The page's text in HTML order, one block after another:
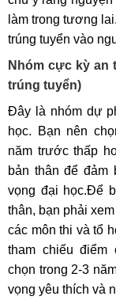
làm trong tương
trúng tuyển vào
Nhóm cực kỳ an
trúng tuyển)
Đây là nhóm dự
học. Bạn nên
năm trước thấp
bản thân để đảm
vọng đại học.Để
thân, bạn phải
các môn thi và tổ
tham chiếu điểm
chọn trong 2-3
vọng yêu thích và